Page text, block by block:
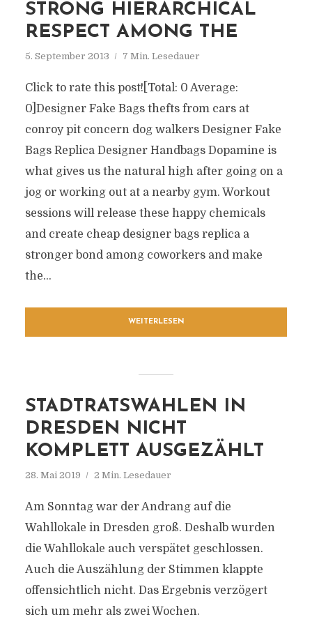
STRONG HIERARCHICAL
RESPECT AMONG THE
5. September 2013 7 Min. Lesedauer
Click to rate this post![Total: 0 Average:
0]Designer Fake Bags thefts from cars at
conroy pit concern dog walkers Designer Fake
Bags Replica Designer Handbags Dopamine is
what gives us the natural high after going on a
jog or working out at a nearby gym. Workout
sessions will release these happy chemicals
and create cheap designer bags replica a
stronger bond among coworkers and make
the...
WEITERLESEN
STADTRATSWAHLEN IN
DRESDEN NICHT
KOMPLETT AUSGEZÄHLT
28. Mai 2019 2 Min. Lesedauer
Am Sonntag war der Andrang auf die
Wahllokale in Dresden groß. Deshalb wurden
die Wahllokale auch verspätet geschlossen.
Auch die Auszählung der Stimmen klappte
offensichtlich nicht. Das Ergebnis verzögert
sich um mehr als zwei Wochen.